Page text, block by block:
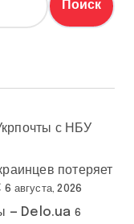
с НБУ
потеряет
6 августа, 2026
— Delo.ua 6